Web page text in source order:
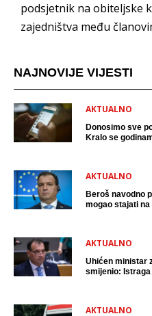
podsjetnik na obiteljske
zajedništva među
NAJNOVIJE VIJESTI
AKTUALNO
Donosimo sve
Kralo se
AKTUALNO
Beroš navodno
mogao stajati
AKTUALNO
Uhićen ministar
smijenio:
AKTUALNO